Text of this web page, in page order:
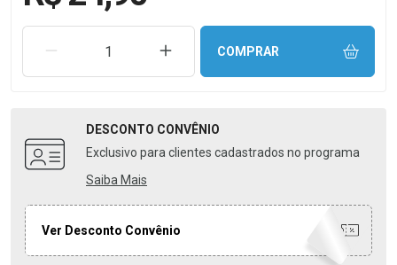
REMOVER UMA UNIDADEAUMENTAR UMA UNIDADE
COMPRAR
DESCONTO CONVÊNIO
Exclusivo para clientes cadastrados no programa
Saiba Mais
Ver Desconto Convênio